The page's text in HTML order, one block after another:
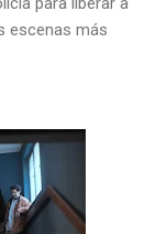
escenas más